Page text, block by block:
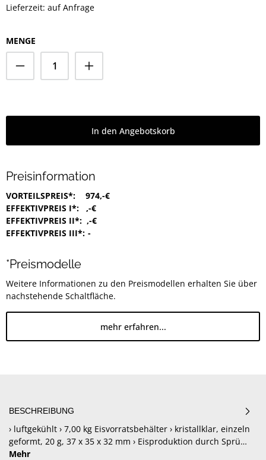
Lieferzeit: auf Anfrage
MENGE
In den Angebotskorb
Preisinformation
VORTEILSPREIS*:
974,-€
EFFEKTIVPREIS I*:
,-€
EFFEKTIVPREIS II*: ,-€
EFFEKTIVPREIS III*: -
*Preismodelle
Weitere Informationen zu den Preismodellen erhalten Sie über
nachstehende Schaltfläche.
mehr erfahren...
BESCHREIBUNG
› luftgekühlt › 7,00 kg Eisvorratsbehälter › kristallklar, einzeln
geformt, 20 g, 37 x 35 x 32 mm › Eisproduktion durch Sprü…
Mehr